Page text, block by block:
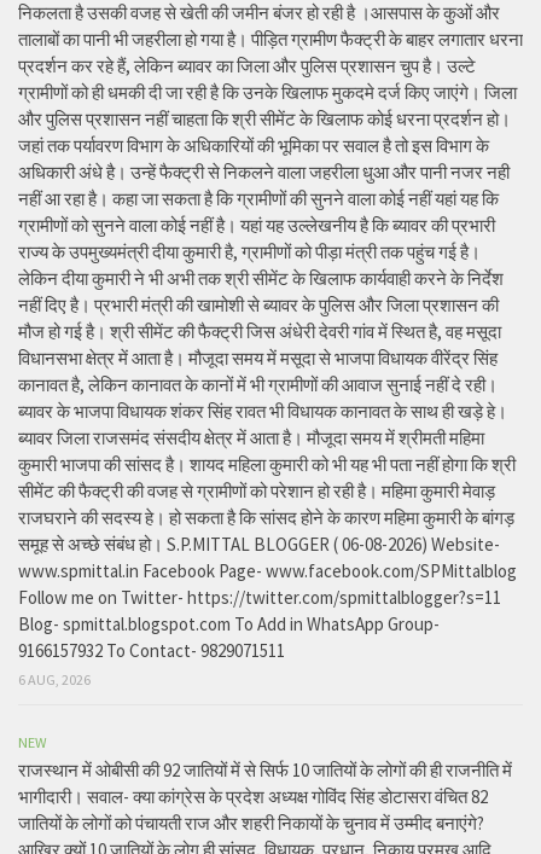
निकलता है उसकी वजह से खेती की जमीन बंजर हो रही है ।आसपास के कुओं और
तालाबों का पानी भी जहरीला हो गया है। पीड़ित ग्रामीण फैक्ट्री के बाहर लगातार धरना
प्रदर्शन कर रहे हैं, लेकिन ब्यावर का जिला और पुलिस प्रशासन चुप है। उल्टे
ग्रामीणों को ही धमकी दी जा रही है कि उनके खिलाफ मुकदमे दर्ज किए जाएंगे। जिला
और पुलिस प्रशासन नहीं चाहता कि श्री सीमेंट के खिलाफ कोई धरना प्रदर्शन हो।
जहां तक पर्यावरण विभाग के अधिकारियों की भूमिका पर सवाल है तो इस विभाग के
अधिकारी अंधे है। उन्हें फैक्ट्री से निकलने वाला जहरीला धुआ और पानी नजर नही
नहीं आ रहा है। कहा जा सकता है कि ग्रामीणों की सुनने वाला कोई नहीं यहां यह कि
ग्रामीणों को सुनने वाला कोई नहीं है। यहां यह उल्लेखनीय है कि ब्यावर की प्रभारी
राज्य के उपमुख्यमंत्री दीया कुमारी है, ग्रामीणों को पीड़ा मंत्री तक पहुंच गई है।
लेकिन दीया कुमारी ने भी अभी तक श्री सीमेंट के खिलाफ कार्यवाही करने के निर्देश
नहीं दिए है। प्रभारी मंत्री की खामोशी से ब्यावर के पुलिस और जिला प्रशासन की
मौज हो गई है। श्री सीमेंट की फैक्ट्री जिस अंधेरी देवरी गांव में स्थित है, वह मसूदा
विधानसभा क्षेत्र में आता है। मौजूदा समय में मसूदा से भाजपा विधायक वीरेंद्र सिंह
कानावत है, लेकिन कानावत के कानों में भी ग्रामीणों की आवाज सुनाई नहीं दे रही।
ब्यावर के भाजपा विधायक शंकर सिंह रावत भी विधायक कानावत के साथ ही खड़े हे।
ब्यावर जिला राजसमंद संसदीय क्षेत्र में आता है। मौजूदा समय में श्रीमती महिमा
कुमारी भाजपा की सांसद है। शायद महिला कुमारी को भी यह भी पता नहीं होगा कि श्री
सीमेंट की फैक्ट्री की वजह से ग्रामीणों को परेशान हो रही है। महिमा कुमारी मेवाड़
राजघराने की सदस्य हे। हो सकता है कि सांसद होने के कारण महिमा कुमारी के बांगड़
समूह से अच्छे संबंध हो। S.P.MITTAL BLOGGER ( 06-08-2026) Website-
www.spmittal.in Facebook Page- www.facebook.com/SPMittalblog
Follow me on Twitter- https://twitter.com/spmittalblogger?s=11
Blog- spmittal.blogspot.com To Add in WhatsApp Group-
9166157932 To Contact- 9829071511
6 AUG, 2026
NEW
राजस्थान में ओबीसी की 92 जातियों में से सिर्फ 10 जातियों के लोगों की ही राजनीति में
भागीदारी। सवाल- क्या कांग्रेस के प्रदेश अध्यक्ष गोविंद सिंह डोटासरा वंचित 82
जातियों के लोगों को पंचायती राज और शहरी निकायों के चुनाव में उम्मीद बनाएंगे?